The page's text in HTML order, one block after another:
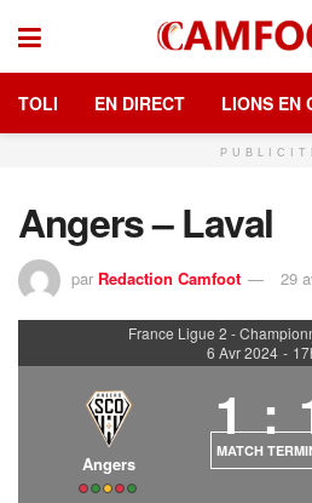
TOLI EN DIRECT LIONS EN
Angers – Laval
par Redaction Camfoot 29
France Ligue 2 -
6 Avr 2024 -
Angers
1 :
MATCH